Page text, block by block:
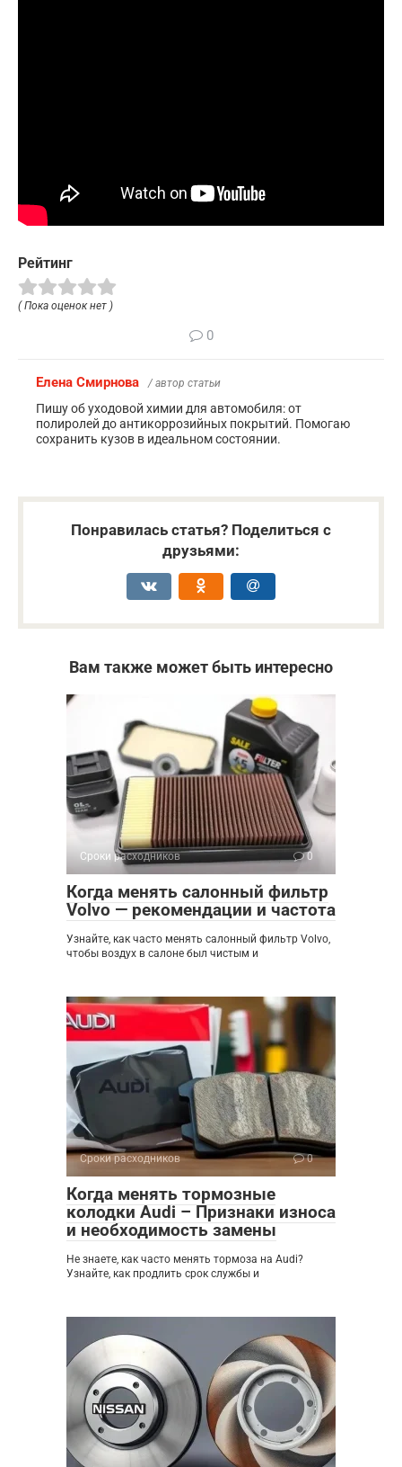
Рейтинг
( Пока оценок нет )
0
Елена Смирнова / автор статьи
Пишу об уходовой химии для автомобиля: от
полиролей до антикоррозийных покрытий. Помогаю
сохранить кузов в идеальном состоянии.
Понравилась статья? Поделиться с
друзьями:
Вам также может быть интересно
Сроки расходников 0
Когда менять салонный фильтр
Volvo — рекомендации и частота
Узнайте, как часто менять салонный фильтр Volvo,
чтобы воздух в салоне был чистым и
Сроки расходников 0
Когда менять тормозные
колодки Audi – Признаки износа
и необходимость замены
Не знаете, как часто менять тормоза на Audi?
Узнайте, как продлить срок службы и